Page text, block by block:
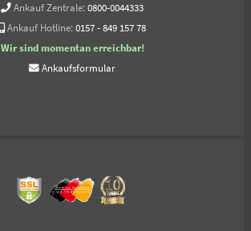
Ankauf Zentrale: 0800-0044333
Ankauf Hotline: 0157 - 849 157 78
Wir sind momentan erreichbar!
Ankaufsformular